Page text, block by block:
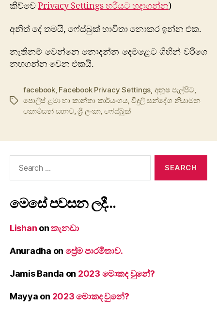
කිව්වෙPrivacy Settings හරියට හදාගන්න)
අනිත් දේ තමයි, ෆේස්බුක් භාවිතා නොකර ඉන්න එක.
නැතිනම් වෙන්නෙ නොදන්න දෙමළෙට ගිහින් වරිගෙ
නහගන්න වෙන එකයි.
Tags
facebook, Facebook Privacy Settings, අනූෂ පැල්පිට,
‍පොලිස් ළමා හා කාන්තා කාර්යංශය, විදුලි සන්දේශ නියාමන
කොමිසන් සභාව,ශ්‍රී ලංකා, ෆේස්බුක්
මෙසේ පවසන ලදී…
Lishan onකැනඩා
Anuradha on ප්‍රේම පාරමිතාව.
Jamis Banda on 2023 මොකද වුනේ?
Mayya on 2023 මොකද වුනේ?